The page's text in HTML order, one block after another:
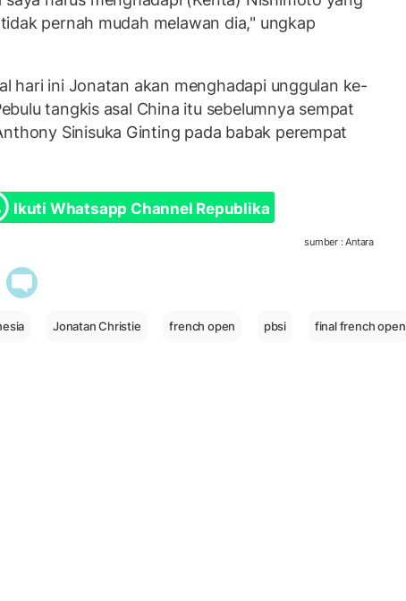
pernah mudah melawan dia," ungkap
hari ini Jonatan akan menghadapi unggulan ke-
tangkis asal China itu sebelumnya sempat
Sinisuka Ginting pada babak perempat
Ikuti Whatsapp Channel Republika
sumber : Antara
Jonatan Christie french open pbsi final french open